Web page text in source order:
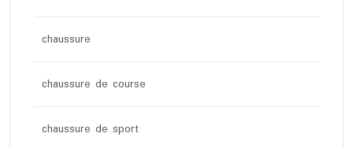
chaussure
chaussure de course
chaussure de sport